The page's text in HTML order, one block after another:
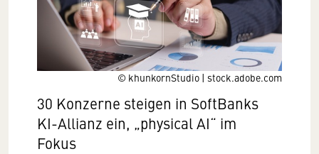
© khunkornStudio | stock.adobe.com
30 Konzerne steigen in SoftBanks
KI-Allianz ein, „physical AI“ im
Fokus